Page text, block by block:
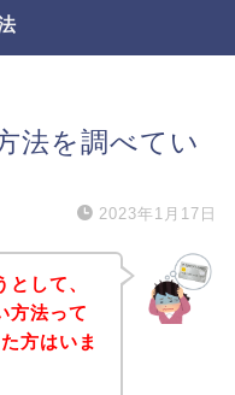
法を調べてい
2023年1月17日
して、
方法って
方はいま